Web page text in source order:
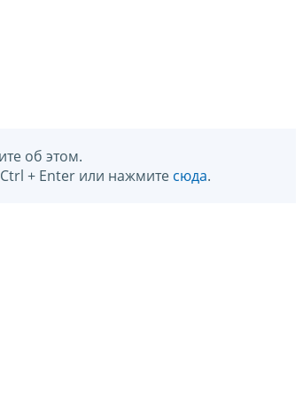
об этом.
+ Enter или нажмите сюда.